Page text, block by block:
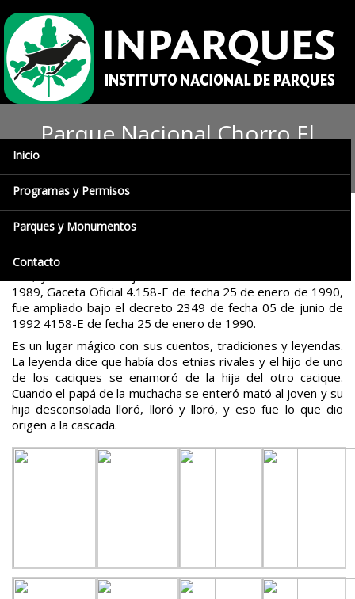
Inicio
Programas y Permisos
Parques y Monumentos
Contacto
Parque Nacional Chorro El
Se encuentra ubicado en la parte este del Estado Táchira,
cerca de la Sierra La Maravilla, Su extensión es de 17.000
hectáreas, llenas de abundante vegetación, quebradas y
1989, Gaceta Oficial 4.158-E de fecha 25 de enero de 1990,
fue ampliado bajo el decreto 2349 de fecha 05 de junio de
1992 4158-E de fecha 25 de enero de 1990.
Es un lugar mágico con sus cuentos, tradiciones y leyendas.
La leyenda dice que había dos etnias rivales y el hijo de uno
de los caciques se enamoró de la hija del otro cacique.
Cuando el papá de la muchacha se enteró mató al joven y su
hija desconsolada lloró, lloró y lloró, y eso fue lo que dio
origen a la cascada.